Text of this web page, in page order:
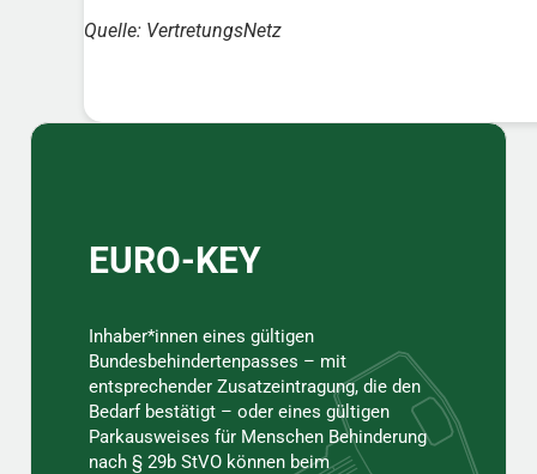
Quelle: VertretungsNetz
Sidebar
EURO-KEY
Inhaber*innen eines gültigen
Bundesbehindertenpasses – mit
entsprechender Zusatzeintragung, die den
Bedarf bestätigt – oder eines gültigen
Parkausweises für Menschen Behinderung
nach § 29b StVO können beim